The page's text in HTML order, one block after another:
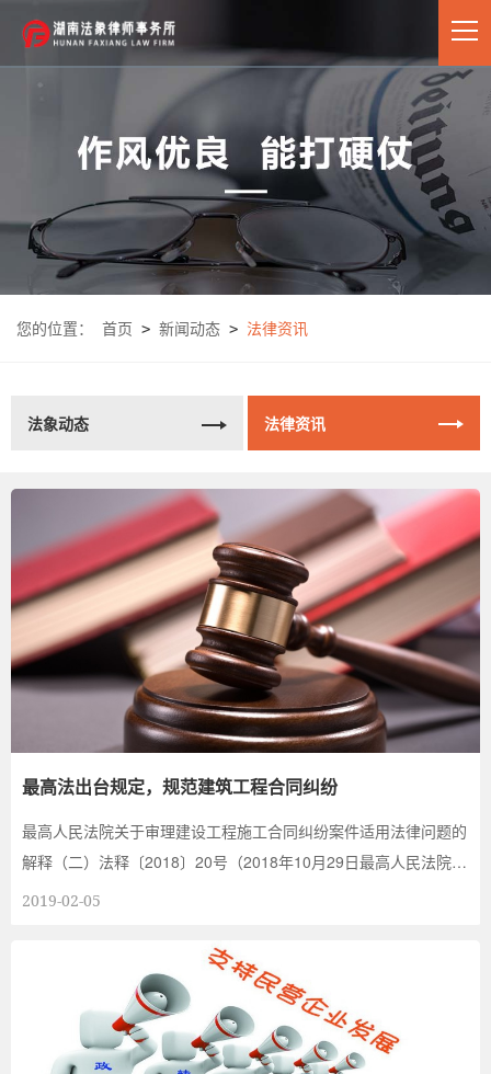
您的位置： 首页 > 新闻动态 > 法律资讯
法象动态 法律资讯
最高法出台规定，规范建筑工程合同纠纷
最高人民法院关于审理建设工程施工合同纠纷案件适用法律问题的
解释（二）法释〔2018〕20号（2018年10月29日最高人民法院审
判委员会通过，自20...
2019-02-05